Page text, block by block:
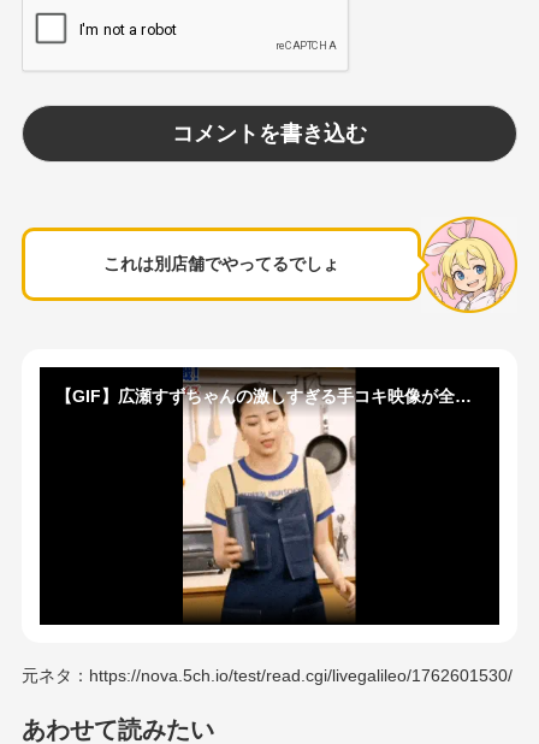
これは別店舗でやってるでしょ
【GIF】広瀬すずちゃんの激しすぎる手コキ映像が全国放送されるｗｗｗ
元ネタ：https://nova.5ch.io/test/read.cgi/livegalileo/1762601530/
あわせて読みたい